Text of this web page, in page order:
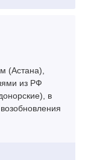
(Астана),
из РФ
в